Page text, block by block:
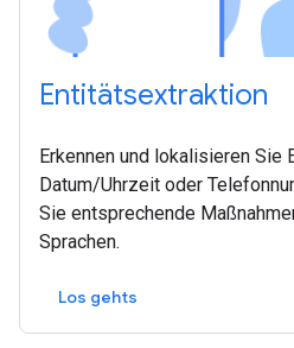
Entitätsextraktion
Erkennen und lokalisieren Sie
Datum/Uhrzeit oder
Sie entsprechende
Sprachen.
Los gehts